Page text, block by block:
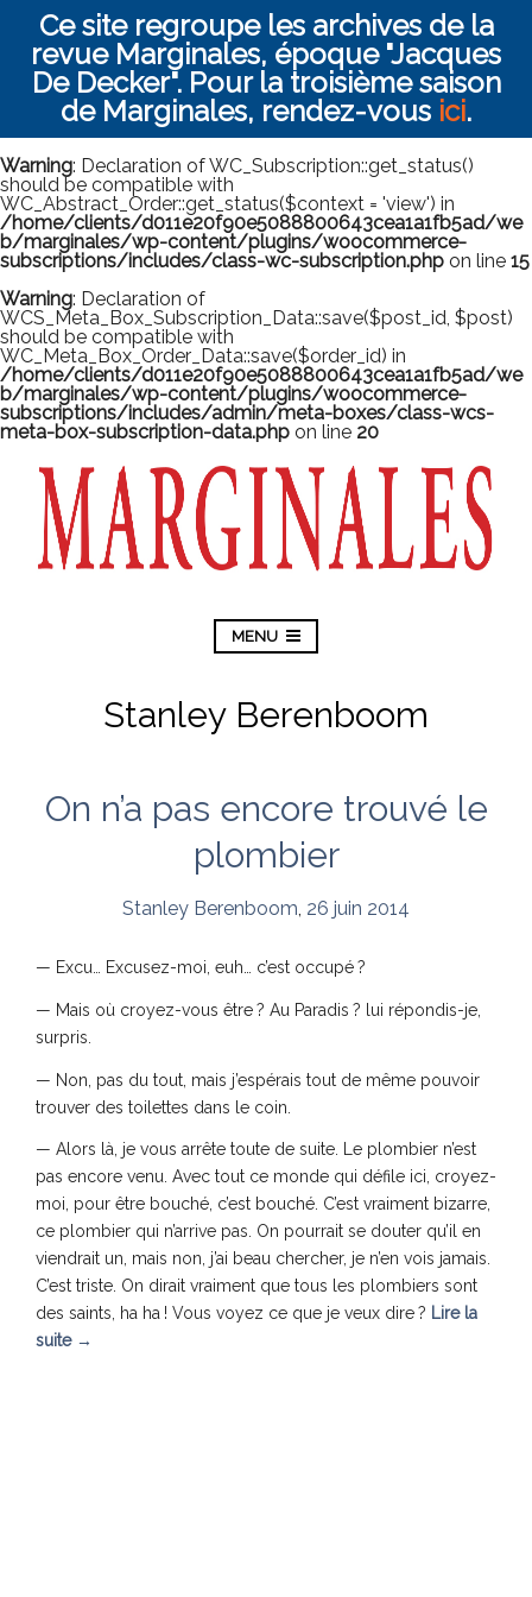
Ce site regroupe les archives de la
revue Marginales, époque "Jacques
De Decker". Pour la troisième saison
de Marginales, rendez-vous ici.
Warning: Declaration of WC_Subscription::get_status()
should be compatible with
WC_Abstract_Order::get_status($context = 'view') in
/home/clients/d011e20f90e5088800643cea1a1fb5ad/we
b/marginales/wp-content/plugins/woocommerce-
subscriptions/includes/class-wc-subscription.php on line 15
Warning: Declaration of
WCS_Meta_Box_Subscription_Data::save($post_id, $post)
should be compatible with
WC_Meta_Box_Order_Data::save($order_id) in
/home/clients/d011e20f90e5088800643cea1a1fb5ad/we
b/marginales/wp-content/plugins/woocommerce-
subscriptions/includes/admin/meta-boxes/class-wcs-
meta-box-subscription-data.php on line 20
MENU
Stanley Berenboom
On n’a pas encore trouvé le
plombier
Stanley Berenboom, 26 juin 2014
— Excu… Excusez-moi, euh… c’est occupé ?
— Mais où croyez-vous être ? Au Paradis ? lui répondis-je,
surpris.
— Non, pas du tout, mais j’espérais tout de même pouvoir
trouver des toilettes dans le coin.
— Alors là, je vous arrête toute de suite. Le plombier n’est
pas encore venu. Avec tout ce monde qui défile ici, croyez-
moi, pour être bouché, c’est bouché. C’est vraiment bizarre,
ce plombier qui n’arrive pas. On pourrait se douter qu’il en
viendrait un, mais non, j’ai beau chercher, je n’en vois jamais.
C’est triste. On dirait vraiment que tous les plombiers sont
des saints, ha ha ! Vous voyez ce que je veux dire ? Lire la
suite →